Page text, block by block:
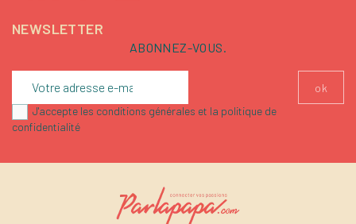
NEWSLETTER
ABONNEZ-VOUS.
J'accepte les conditions générales et la politique de
confidentialité